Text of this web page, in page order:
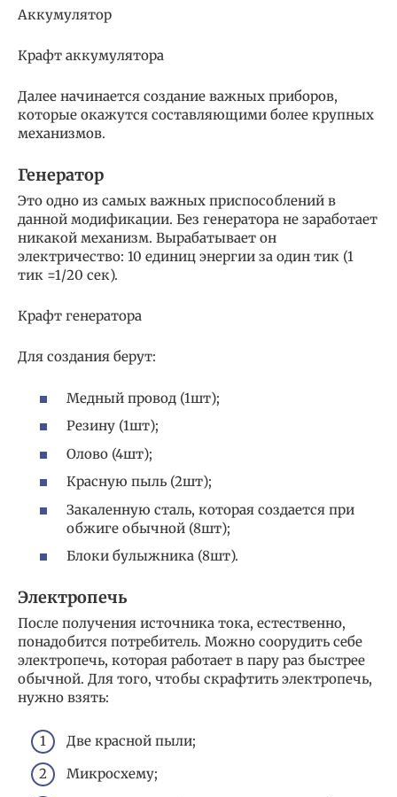
Аккумулятор
Крафт аккумулятора
Далее начинается создание важных приборов,
которые окажутся составляющими более крупных
механизмов.
Генератор
Это одно из самых важных приспособлений в
данной модификации. Без генератора не заработает
никакой механизм. Вырабатывает он
электричество: 10 единиц энергии за один тик (1
тик =1/20 сек).
Крафт генератора
Для создания берут:
Медный провод (1шт);
Резину (1шт);
Олово (4шт);
Красную пыль (2шт);
Закаленную сталь, которая создается при
обжиге обычной (8шт);
Блоки булыжника (8шт).
Электропечь
После получения источника тока, естественно,
понадобится потребитель. Можно соорудить себе
электропечь, которая работает в пару раз быстрее
обычной. Для того, чтобы скрафтить электропечь,
нужно взять:
Две красной пыли;
Микросхему;